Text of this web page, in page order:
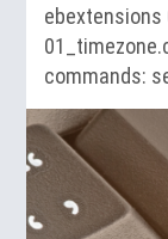
ebextensions
commands: